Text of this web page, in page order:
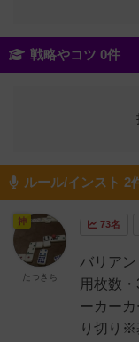
戦略やコツ 0件
ルール/インスト 2
73名
バリア
用枚数
ーカー
り切り※
神
たつきち